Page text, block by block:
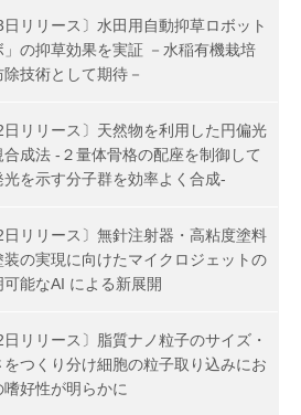
日リリース〕水田用自動抑草ロボット
」の抑草効果を実証 －水稲有機栽培
技術として期待－
日リリース〕天然物を利用した円偏光
成法 -２量体骨格の配座を制御して
を示す分子群を効率よく合成-
日リリース〕無針注射器・高粘度塗料
装の実現に向けたマイクロジェットの
能なAI による新展開
日リリース〕脂質ナノ粒子のサイズ・
つくり分け細胞の粒子取り込みにお
好性が明らかに